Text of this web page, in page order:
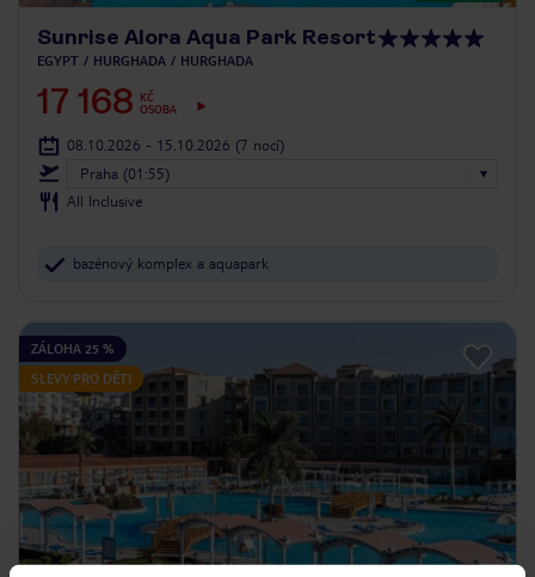
Sunrise Alora Aqua Park Resort
EGYPT HURGHADA HURGHADA
17 168
KČ
OSOBA
08.10.2026 - 15.10.2026 (7 nocí)
Praha (01:55)
All Inclusive
bazénový komplex a aquapark
ZÁLOHA 25 %
SLEVY PRO DĚTI